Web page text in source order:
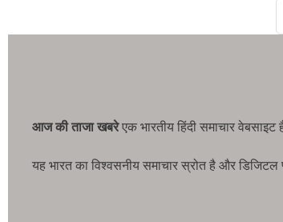
आज की ताजा खबरेएक भारतीय हिंदी समाचार
यह भारत का विश्वसनीय समाचार स्रोत है और डिजिटल